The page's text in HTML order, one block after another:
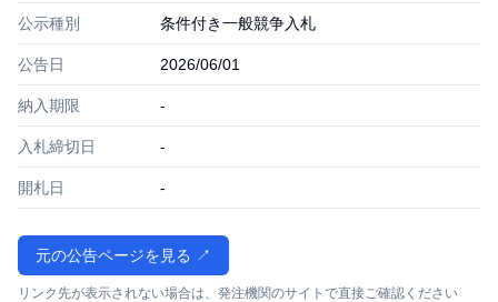
公示種別 条件付き一般競争入札
公告日 2026/06/01
納入期限 -
入札締切日 -
開札日 -
元の公告ページを見る ↗
リンク先が表示されない場合は、発注機関のサイトで直接ご確認ください